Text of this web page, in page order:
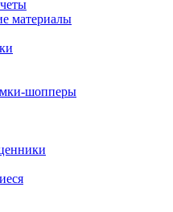
материалы
шопперы